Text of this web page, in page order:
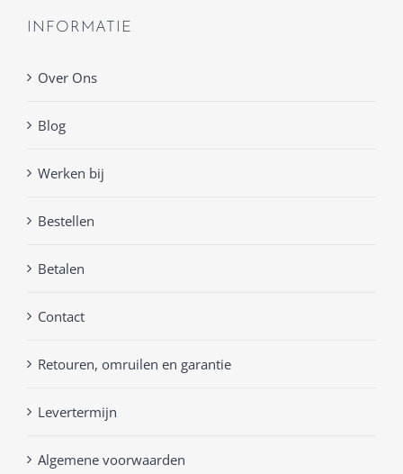
INFORMATIE
Over Ons
Blog
Werken bij
Bestellen
Betalen
Contact
Retouren, omruilen en garantie
Levertermijn
Algemene voorwaarden